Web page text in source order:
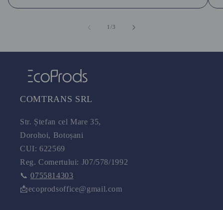
1/din
3
COMTRANS SRL
Str. Ștefan cel Mare 35,
Dorohoi, Botoșani
CUI: 622569
Reg. Comertului: J07/578/1992
📞0755814303
📩ecoprodsoffice@gmail.com